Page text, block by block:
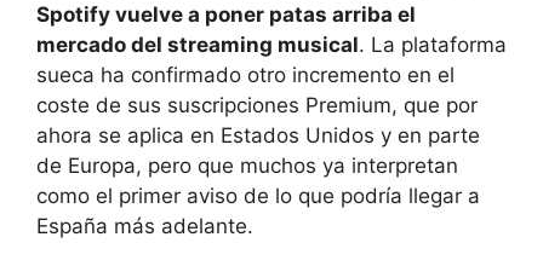
Spotify vuelve a poner patas arriba el
mercado del streaming musical. La plataforma
sueca ha confirmado otro incremento en el
coste de sus suscripciones Premium, que por
ahora se aplica en Estados Unidos y en parte
de Europa, pero que muchos ya interpretan
como el primer aviso de lo que podría llegar a
España más adelante.